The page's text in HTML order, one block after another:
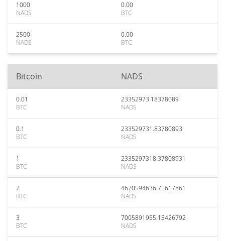
1000
NADS
0.00
BTC
2500
NADS
0.00
BTC
Bitcoin NADS
0.01
BTC
23352973.18378089
NADS
0.1
BTC
233529731.83780893
NADS
1
BTC
2335297318.37808931
NADS
2
BTC
4670594636.75617861
NADS
3
BTC
7005891955.13426792
NADS